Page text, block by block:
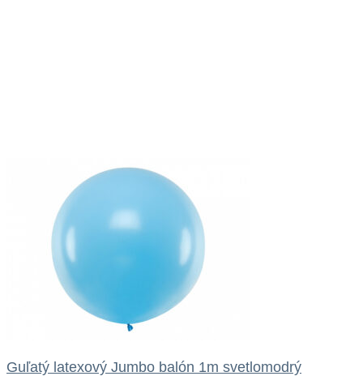
Guľatý latexový Jumbo balón 1m svetlomodrý